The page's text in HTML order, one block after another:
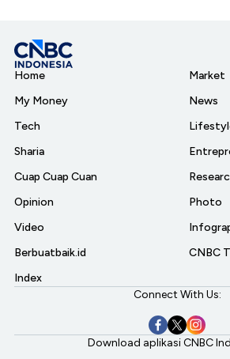
Home
My Money
Tech
Sharia
Cuap Cuap Cuan
Opinion
Video
Berbuatbaik.id
Index
Market
News
Photo
CNBC
Connect With Us:
Download aplikasi CNBC